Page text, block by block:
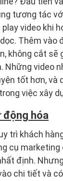
tương tác
video khi
Thêm vào
không cắt sẽ
Những video
tốt hơn, và
việc xây
hóa
trì khách
cụ
định.
chi tiết và